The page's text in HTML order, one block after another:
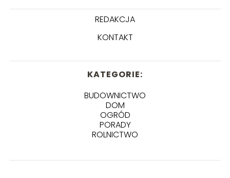
REDAKCJA
KONTAKT
KATEGORIE:
BUDOWNICTWO
DOM
OGRÓD
PORADY
ROLNICTWO